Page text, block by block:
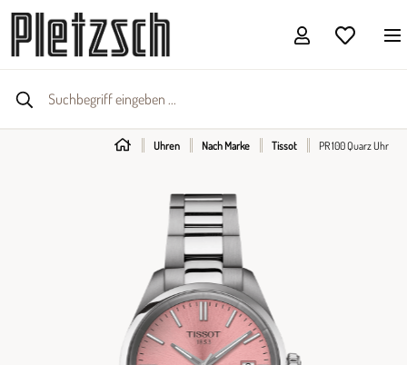
Uhren Nach Marke Tissot PR 100 Quarz Uhr